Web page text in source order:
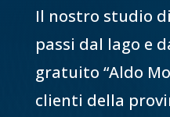
Il nostro studio
passi dal lago e
gratuito “Aldo
clienti della